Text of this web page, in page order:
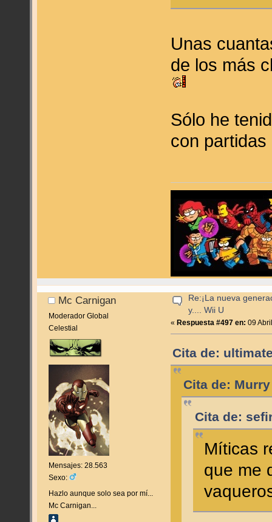
Unas
de los más
Sólo he
con partidas
Mc Carnigan
Moderador Global
Celestial
Mensajes: 28.563
Sexo:
Hazlo aunque solo sea por mí...
Mc Carnigan...
Re:¡La nueva
y.... Wii U
«Respuesta #497 en: 09
Cita de:
Cita de:
Cita de:
Míticas
que me